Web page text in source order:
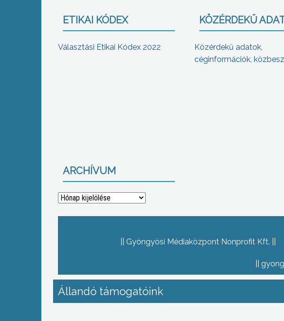
ETIKAI KÓDEX
Választási Etikai Kódex 2022
KÖZÉRDEKŰ
Közérdekű adatok,
céginformációk,
ARCHÍVUM
Archívum
Gyöngyösi Médiaközpont Nonprofit Kft.
Állandó támogatóink